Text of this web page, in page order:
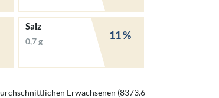
Salz
0,7 g 11 %
Erwachsenen (8373.6